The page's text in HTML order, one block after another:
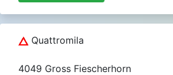
Quattromila
4049 Gross Fiescherhorn